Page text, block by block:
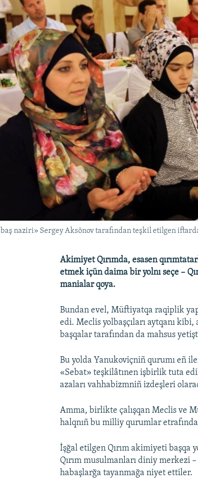
baş naziri» Sergey Aksönov tarafından teşkil etilgen
Akimiyet Qırımda, esasen
etmek içün daima bir yolnı seçe –
manialar qoya.
Bundan evel, Müftiyatqa raqiplik
edi. Meclis yolbaşçıları aytqanı
başqalar tarafından da mahsus
Bu yolda Yanukoviçniñ qurumı eñ
«Sebat» teşkilâtınen işbirlik tuta
azaları vahhabizmniñ izdeşleri
Amma, birlikte çalışqan Meclis ve
halqnıñ bu milliy qurumlar
İşğal etilgen Qırım akimiyeti başqa
Qırım musulmanları diniy merkezi
habaşlarğa tayanmağa niyet ettiler.